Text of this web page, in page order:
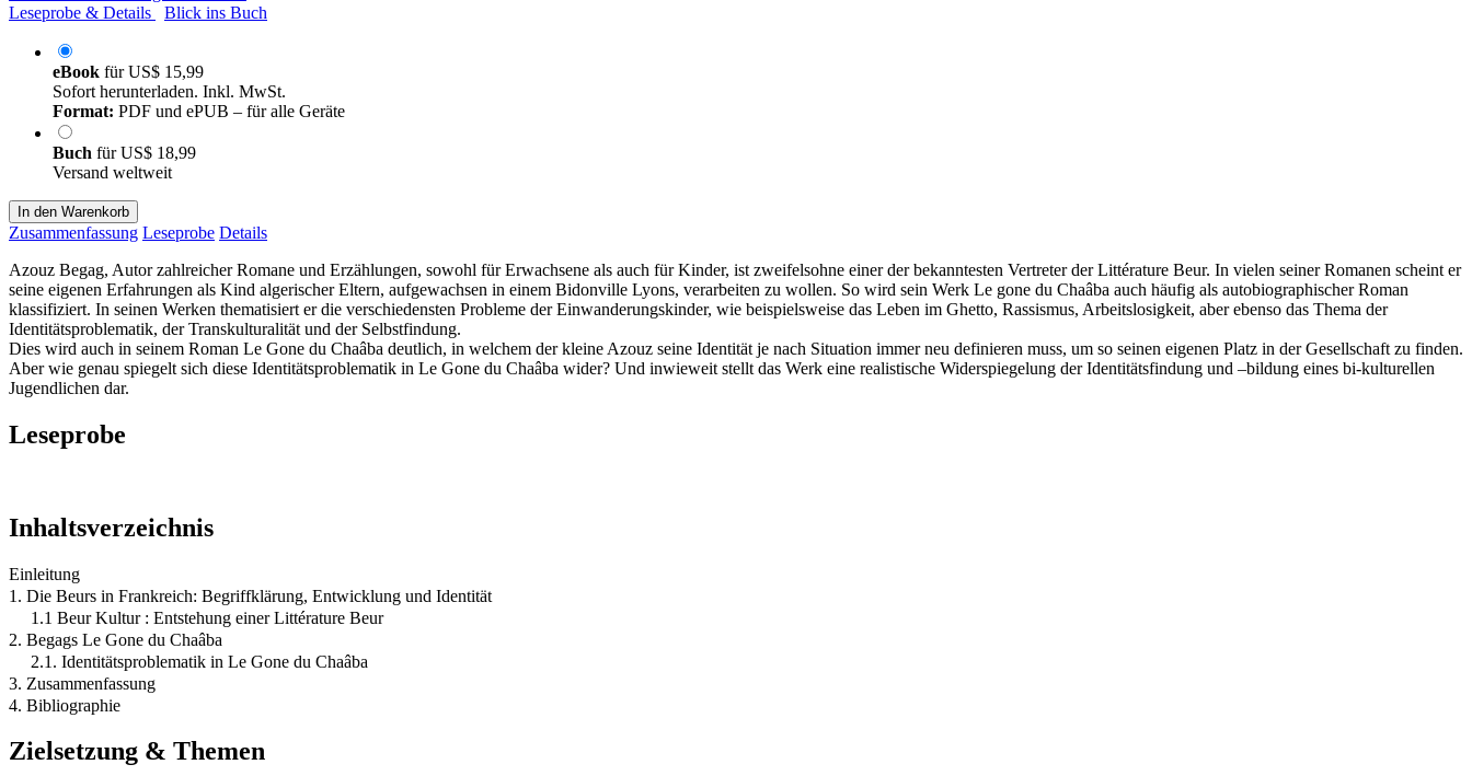
Leseprobe & Details
Blick ins Buch
eBook fürUS$ 15,99
Sofort herunterladen. Inkl. MwSt.
Format: PDF und ePUB – für alle Geräte
Buch fürUS$ 18,99
Versand weltweit
In den Warenkorb
Zusammenfassung Leseprobe Details
Azouz Begag, Autor zahlreicher Romane und Erzählungen, sowohl für Erwachsene als auch für Kinder, ist zweifelsohne einer der bekanntesten Vertreter der Littérature Beur. In vielen seiner Romanen scheint er
seine eigenen Erfahrungen als Kind algerischer Eltern, aufgewachsen in einem Bidonville Lyons, verarbeiten zu wollen. So wird sein Werk Le gone du Chaâba auch häufig als autobiographischer Roman
klassifiziert. In seinen Werken thematisiert er die verschiedensten Probleme der Einwanderungskinder, wie beispielsweise das Leben im Ghetto, Rassismus, Arbeitslosigkeit, aber ebenso das Thema der
Identitätsproblematik, der Transkulturalität und der Selbstfindung.
Dies wird auch in seinem Roman Le Gone du Chaâba deutlich, in welchem der kleine Azouz seine Identität je nach Situation immer neu definieren muss, um so seinen eigenen Platz in der Gesellschaft zu finden.
Aber wie genau spiegelt sich diese Identitätsproblematik in Le Gone du Chaâba wider? Und inwieweit stellt das Werk eine realistische Widerspiegelung der Identitätsfindung und –bildung eines bi-kulturellen
Jugendlichen dar.
Leseprobe
Inhaltsverzeichnis
Einleitung
1. Die Beurs in Frankreich: Begriffklärung, Entwicklung und Identität
1.1 Beur Kultur : Entstehung einer Littérature Beur
2. Begags Le Gone du Chaâba
2.1. Identitätsproblematik in Le Gone du Chaâba
3. Zusammenfassung
4. Bibliographie
Zielsetzung & Themen